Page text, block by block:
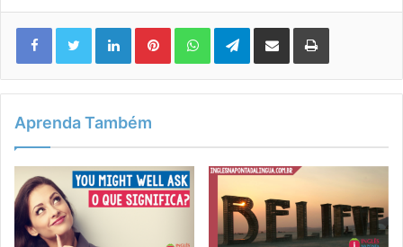
LinkedinPinterestWhatsAppTelegram
Compartilhar via e-mail Imprimir
Aprenda Também